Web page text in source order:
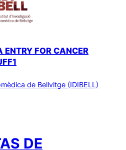
FOR CANCER
de Bellvitge (IDIBELL)
DE